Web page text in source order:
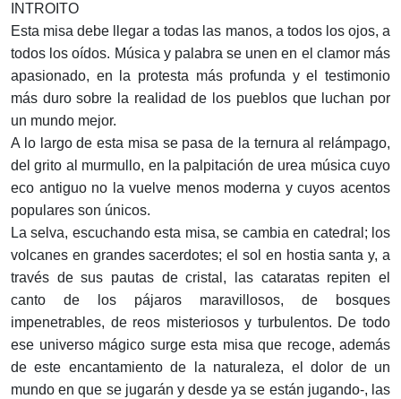
INTROITO
Esta misa debe llegar a todas las manos, a todos los ojos, a
todos los oídos. Música y palabra se unen en el clamor más
apasionado, en la protesta más profunda y el testimonio
más duro sobre la realidad de los pueblos que luchan por
un mundo mejor.
A lo largo de esta misa se pasa de la ternura al relámpago,
del grito al murmullo, en la palpitación de urea música cuyo
eco antiguo no la vuelve menos moderna y cuyos acentos
populares son únicos.
La selva, escuchando esta misa, se cambia en catedral; los
volcanes en grandes sacerdotes; el sol en hostia santa y, a
través de sus pautas de cristal, las cataratas repiten el
canto de los pájaros maravillosos, de bosques
impenetrables, de reos misteriosos y turbulentos. De todo
ese universo mágico surge esta misa que recoge, además
de este encantamiento de la naturaleza, el dolor de un
mundo en que se jugarán y desde ya se están jugando-, las